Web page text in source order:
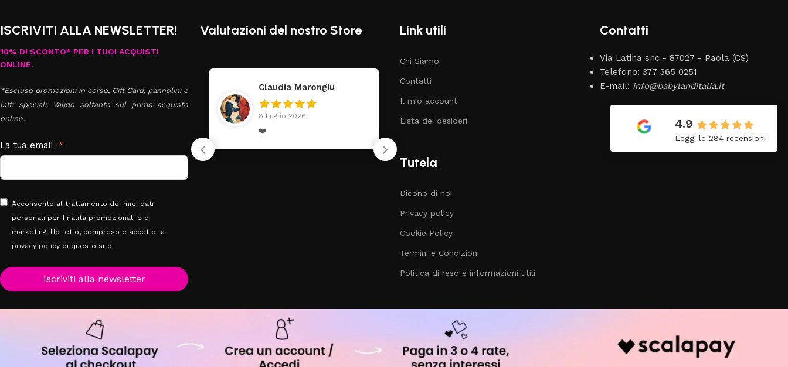
ISCRIVITI ALLA NEWSLETTER!
10% DI SCONTO* PER I TUOI ACQUISTI
ONLINE.
*Escluso promozioni in corso, Gift Card, pannolini e
latti speciali. Valido soltanto sul primo acquisto
online.
La tua email
Acconsento al trattamento dei miei dati
personali per finalità promozionali e di
marketing. Ho letto, compreso e accetto la
privacy policy di questo sito.
Iscriviti alla newsletter
Valutazioni del nostro Store
federica
ben imballato dopo pochi
rispetto la concorrenza
Claudia Marongiu
8 Luglio 2026
❤️
19 Giugno 2026
Ylenia Alpino
É il mio negozio di fiducia
ho acquistato da loro il trio
Link utili
Chi Siamo
Contatti
Il mio account
Lista dei desideri
Tutela
Dicono di noi
Privacy policy
Cookie Policy
Termini e Condizioni
Politica di reso e informazioni utili
Contatti
Via Latina snc - 87027 - Paola (CS)
Telefono: 377 365 0251
E-mail: info@babylanditalia.it
4.9
Leggi le 284 recensioni